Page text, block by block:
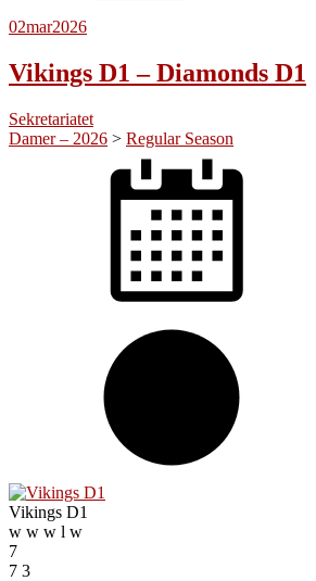
02mar2026
Vikings D1 – Diamonds D1
Sekretariatet
Damer – 2026 > Regular Season
Vikings D1
w w w l w
7
7 3